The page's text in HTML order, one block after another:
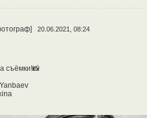
20.06.2021, 08:24
съёмки!📸